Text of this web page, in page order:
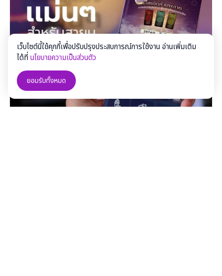
เว็บไซต์นี้ใช้คุกกี้เพื่อปรับปรุงประสบการณ์การใช้งาน อ่านเพิ่มเติม
ได้ที่นโยบายความเป็นส่วนตัว
ยอมรับทั้งหมด